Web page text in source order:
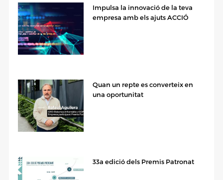
Impulsa la innovació de la teva
empresa amb els ajuts ACCIÓ
Quan un repte es converteix en
una oportunitat
33a edició dels Premis Patronat